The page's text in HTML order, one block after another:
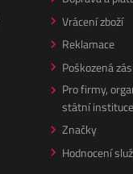
Vrácení zboží
Reklamace
Poškozená
Pro firmy,
státní instituce
Značky
Hodnocení